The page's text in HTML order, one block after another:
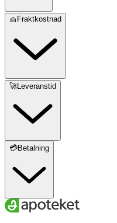
🧺Fraktkostnad
🚀Leveranstid
💳Betalning